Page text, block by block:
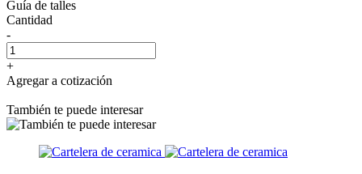
Guía de talles
Cantidad
-
+
Agregar a cotización
También te puede interesar